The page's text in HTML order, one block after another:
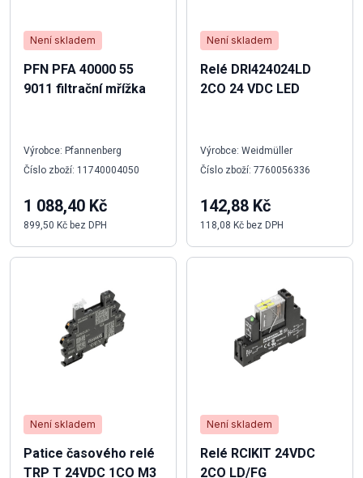
Není skladem
PFN PFA 40000 55
9011 filtrační mřížka
Výrobce: Pfannenberg
Číslo zboží: 11740004050
1 088,40 Kč
899,50 Kč bez DPH
Není skladem
Patice časového relé
TRP T 24VDC 1CO M3
Není skladem
Relé DRI424024LD
2CO 24 VDC LED
Výrobce: Weidmüller
Číslo zboží: 7760056336
142,88 Kč
118,08 Kč bez DPH
Není skladem
Relé RCIKIT 24VDC
2CO LD/FG